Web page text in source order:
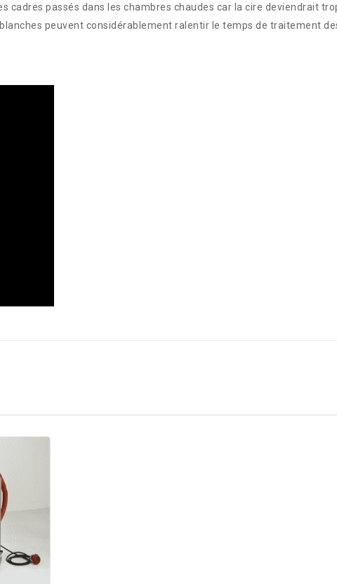
cadres passés dans les chambres chaudes car la cire deviendrait
peuvent considérablement ralentir le temps de traitement